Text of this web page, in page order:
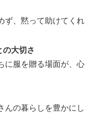
ず、黙って助けてくれ
の大切さ
に服を贈る場面が、心
んの暮らしを豊かにし